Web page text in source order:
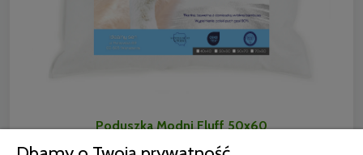
Poduszka Modni Fluff 50x60